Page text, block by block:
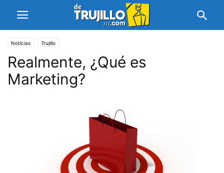
Noticias Trujillo
Realmente, ¿Qué es
Marketing?